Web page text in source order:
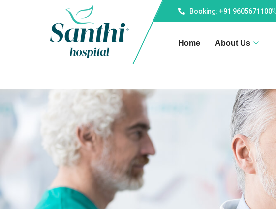
Booking: +91 9605671100
Home About Us